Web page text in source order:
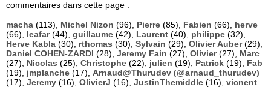
commentaires dans cette page :
macha (113), Michel Nizon (96), Pierre (85), Fabien (66), herve
(66), leafar(44), guillaume (42), Laurent (40), philippe (32),
Herve Kabla (30), rthomas (30), Sylvain (29), Olivier Auber(29),
Daniel COHEN-ZARDI (28), Jeremy Fain (27), Olivier(27), Marc
(27), Nicolas (25), Christophe (22), julien (19), Patrick (19), Fab
(19), jmplanche (17), Arnaud@Thurudev (@arnaud_thurudev)
(17), Jeremy (16), OlivierJ (16), JustinThemiddle (16), vicnent